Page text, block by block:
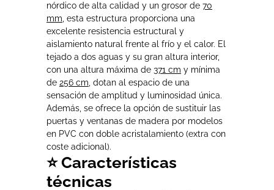
nórdico de alta calidad y un grosor de 70
mm, esta estructura proporciona una
excelente resistencia estructural y
aislamiento natural frente al frío y el calor. El
tejado a dos aguas y su gran altura interior,
con una altura máxima de 371 cm y mínima
de 256 cm, dotan al espacio de una
sensación de amplitud y luminosidad única.
Además, se ofrece la opción de sustituir las
puertas y ventanas de madera por modelos
en PVC con doble acristalamiento (extra con
coste adicional).
⭐ Características
técnicas